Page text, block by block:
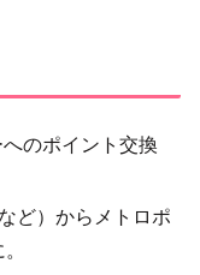
のポイント交換
ど）からメトロポ